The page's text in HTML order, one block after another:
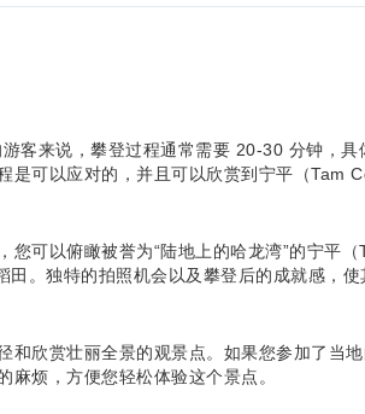
客来说，攀登过程通常需要 20-30 分钟，具
可以应对的，并且可以欣赏到宁平（Tam
可以俯瞰被誉为“陆地上的哈龙湾”的宁平（
。独特的拍照机会以及攀登后的成就感，使
和欣赏壮丽全景的观景点。如果您参加了当
烦，方便您轻松体验这个景点。